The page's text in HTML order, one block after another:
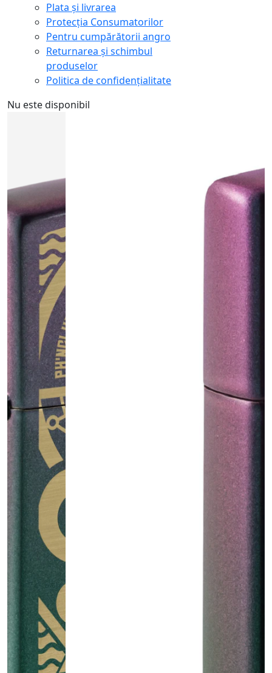
Plata și livrarea
Protecţia Consumatorilor
Pentru cumpărătorii angro
Returnarea și schimbul
produselor
Politica de confidențialitate
Nu este disponibil